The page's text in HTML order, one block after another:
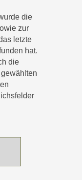
die
zur
letzte
hat.
die